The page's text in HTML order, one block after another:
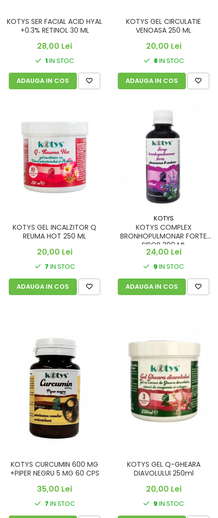
KOTYS SER FACIAL ACID HYAL
+0.3% RETINOL 30 ML
28,00 Lei
1IN STOC
ADAUGA IN COS
KOTYS GEL CIRCULATIE
VENOASA 250 ML
20,00 Lei
8IN STOC
ADAUGA IN COS
KOTYS GEL INCALZITOR Q
REUMA HOT 250 ML
20,00 Lei
7 IN STOC
ADAUGA IN COS
KOTYS
KOTYS COMPLEX
BRONHOPULMONAR FORTE
SIROP 200 ML
24,00 Lei
9 IN STOC
ADAUGA IN COS
KOTYS CURCUMIN 600 MG
+PIPER NEGRU 5 MG 60 CPS
35,00 Lei
7 IN STOC
KOTYS GEL Q-GHEARA
DIAVOLULUI 250ml
20,00 Lei
9 IN STOC